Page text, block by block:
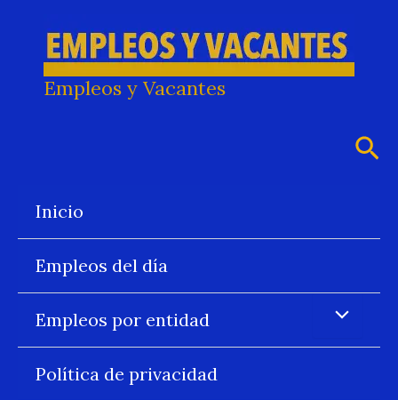
contenido
Empleos y Vacantes
Inicio
Empleos del día
Empleos por entidad
Política de privacidad